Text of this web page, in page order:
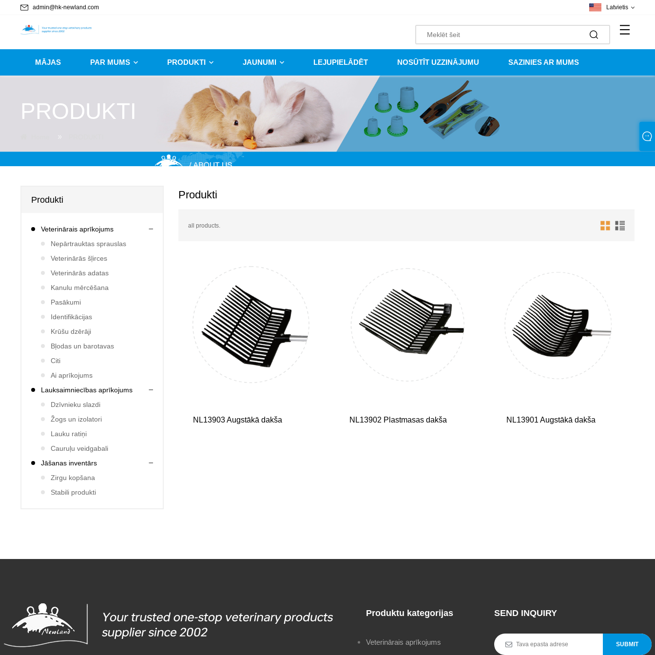
admin@hk-newland.com Latvietis
MĀJAS PAR MUMS PRODUKTI JAUNUMI LEJUPIELĀDĒT NOSŪTĪT UZZINĀJUMU SAZINIES AR MUMS
PRODUKTI
Produkti
Veterinārais aprīkojums
Nepārtrauktas sprauslas
Veterinārās šļirces
Veterinārās adatas
Kanulu mērcēšana
Pasākumi
Identifikācijas
Krūšu dzērāji
Bļodas un barotavas
Citi
Ai aprīkojums
Lauksaimniecības aprīkojums
Dzīvnieku slazdi
Žogs un izolatori
Lauku ratiņi
Cauruļu veidgabali
Jāšanas inventārs
Zirgu kopšana
Stabili produkti
Produkti
all products.
NL13903 Augstākā dakša NL13902 Plastmasas dakša NL13901 Augstākā dakša
Produktu kategorijas
Veterinārais aprīkojums
SEND INQUIRY
SUBMIT